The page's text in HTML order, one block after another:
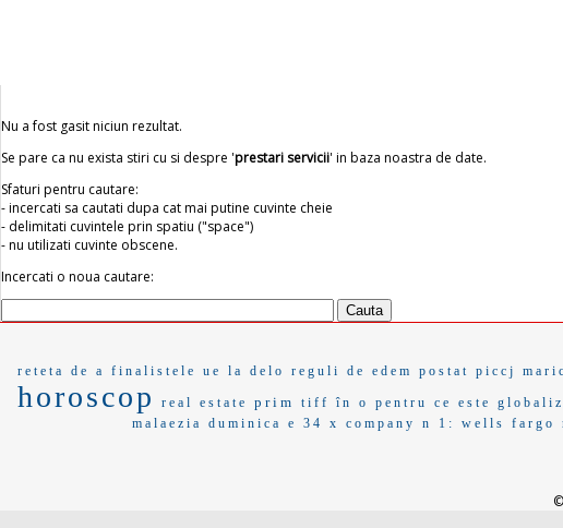
Nu a fost gasit niciun rezultat.
Se pare ca nu exista stiri cu si despre 'prestari servicii' in baza noastra de date.
Sfaturi pentru cautare:
- incercati sa cautati dupa cat mai putine cuvinte cheie
- delimitati cuvintele prin spatiu ("space")
- nu utilizati cuvinte obscene.
Incercati o noua cautare:
reteta de a finalistele ue la delo reguli de edem postat piccj
horoscop real estate prim tiff în o pentru ce este
malaezia
duminica e 34 x company n 1: wells fargo